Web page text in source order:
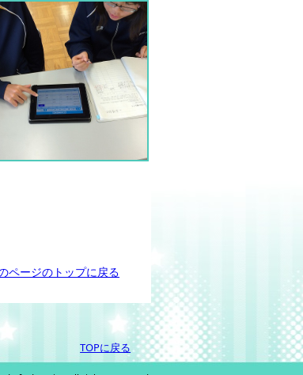
ページのトップに戻る
TOPに戻る